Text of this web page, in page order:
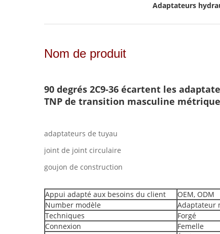
Adaptateurs
Nom de produit
90 degrés 2C9-36 écartent les
TNP de transition masculine métrique
adaptateurs de tuyau
joint de joint circulaire
goujon de construction
Appui adapté aux besoins du client
OEM, ODM
Number modèle
Adaptateur
Techniques
Forgé
Connexion
Femelle